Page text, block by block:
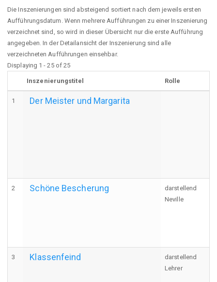
Die Inszenierungen sind absteigend sortiert nach dem jeweils ersten
Aufführungsdatum. Wenn mehrere Aufführungen zu einer Inszenierung
verzeichnet sind, so wird in dieser Übersicht nur die erste Aufführung
angegeben. In der Detailansicht der Inszenierung sind alle
verzeichneten Aufführungen einsehbar.
Displaying 1 - 25 of 25
Inszenierungstitel Rolle
1 Der Meister und Margarita
2 Schöne Bescherung
darstellend
Neville
3 Klassenfeind
darstellend
Lehrer